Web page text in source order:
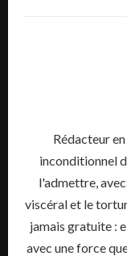
Rédacteur
inconditionnel
l'admettre,
viscéral et le
jamais gratuite :
avec une force